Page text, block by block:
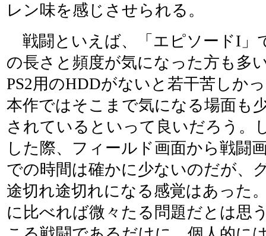
レン味を感じさせられる。
戦闘といえば、「エピソードI」
の長さと頻度が気になった方も多
PS2用のHDDがないと若干苦しか
本作ではそこまで気になる場面も
されているといって良いだろう。
した際、フィールド画面から戦闘
での時間は確かに少ないのだが、
途切れ途切れになる感覚はあった
に比べれば微々たる問題だとは思